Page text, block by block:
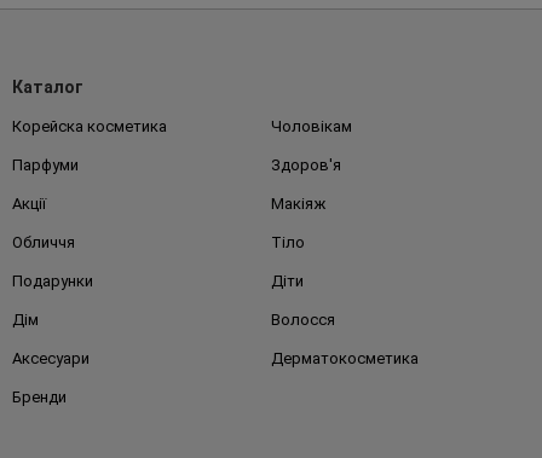
Каталог
Корейска косметика Чоловікам
Парфуми Здоров'я
Акції Макіяж
Обличчя Тіло
Подарунки Діти
Дім Волосся
Аксесуари Дерматокосметика
Бренди